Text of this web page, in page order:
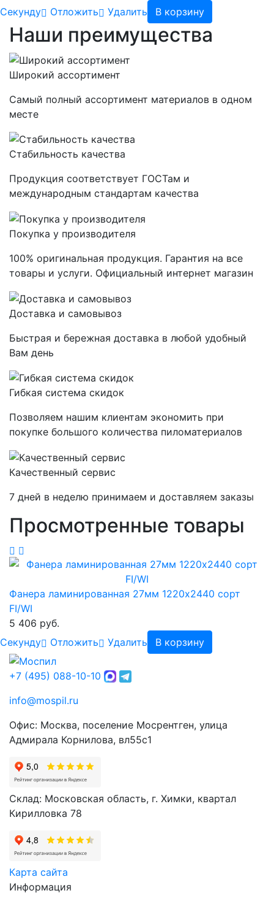
Cекунду Отложить Удалить В корзину
Наши преимущества
Широкий ассортимент
Самый полный ассортимент материалов в одном
месте
Стабильность качества
Продукция соответствует ГОСТам и
международным стандартам качества
Покупка у производителя
100% оригинальная продукция. Гарантия на все
товары и услуги. Официальный интернет магазин
Доставка и самовывоз
Быстрая и бережная доставка в любой удобный
Вам день
Гибкая система скидок
Позволяем нашим клиентам экономить при
покупке большого количества пиломатериалов
Качественный сервис
7 дней в неделю принимаем и доставляем заказы
Просмотренные товары
Фанера ламинированная 27мм 1220х2440 сорт
FI/WI
5 406 руб.
Cекунду
Отложить Удалить В корзину
+7 (495) 088-10-10
info@mospil.ru
Офис: Москва, поселение Мосрентген, улица
Адмирала Корнилова, вл55с1
Склад: Московская область, г. Химки, квартал
Кирилловка 78
Карта сайта
Информация